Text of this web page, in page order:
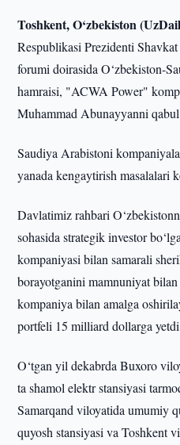
Toshkent, O‘zbekiston
Respublikasi Prezidenti
forumi doirasida O‘zbekiston-
hamraisi, "ACWA Power"
Muhammad Abunayyanni
Saudiya Arabistoni
yanada kengaytirish masalalari
Davlatimiz rahbari
sohasida strategik investor
kompaniyasi bilan samarali
borayotganini mamnuniyat
kompaniya bilan amalga
portfeli 15 milliard dollarga
O‘tgan yil dekabrda Buxoro
ta shamol elektr stansiyasi
Samarqand viloyatida umumiy
quyosh stansiyasi va Toshkent